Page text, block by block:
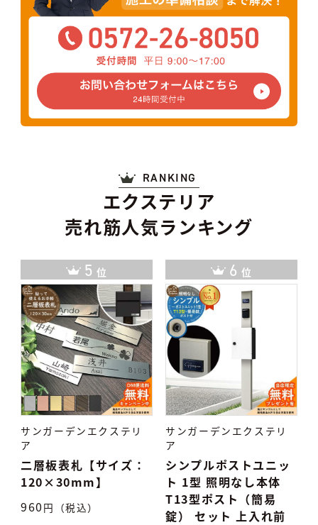
エクステリア
売れ筋人気ランキング
RANKING
6 位
サンガーデンエクステリ
ア
シンプルポストユニッ
ト 1型 照明なし本体
T13型ポスト（簡易
錠） セット 上入れ前
7 位
サンガーデンエクステリ
ア
タイル表札 TiNa ティ
ナ
7,500円（税込）